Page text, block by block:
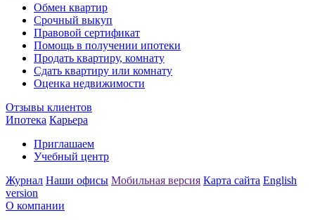
Обмен квартир
Срочный выкуп
Правовой сертификат
Помощь в получении ипотеки
Продать квартиру, комнату
Сдать квартиру или комнату
Оценка недвижимости
Отзывы клиентов
Ипотека Карьера
Приглашаем
Учебный центр
Журнал Наши офисы Мобильная версия Карта сайта English
version
О компании